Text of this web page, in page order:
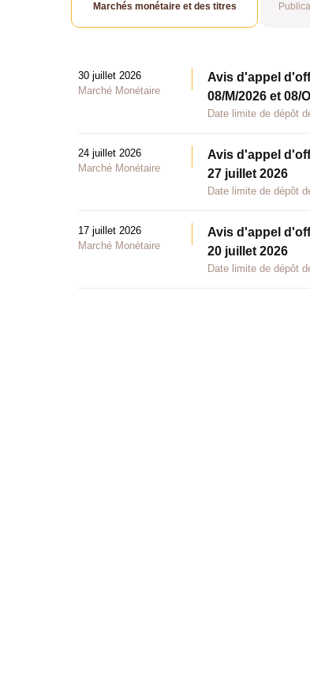
Marchés monétaire et des titres
30 juillet 2026
Marché Monétaire
Avis d'appel
08/M/2026 et 08/
Date limite de dépôt
24 juillet 2026
Marché Monétaire
Avis d'appel
27 juillet 2026
Date limite de dépôt
17 juillet 2026
Marché Monétaire
Avis d'appel
20 juillet 2026
Date limite de dépôt